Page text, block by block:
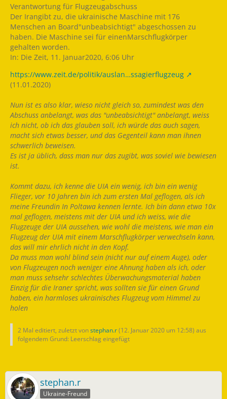
Verantwortung für Flugzeugabschuss
Der Irangibt zu, die ukrainische Maschine mit 176
Menschen an Board"unbeabsichtigt" abgeschossen zu
haben. Die Maschine sei für einenMarschflugkörper
gehalten worden.
In: Die Zeit, 11. Januar2020, 6:06 Uhr
https://www.zeit.de/politik/auslan…ssagierflugzeug
(11.01.2020)
Nun ist es also klar, wieso nicht gleich so, zumindest was den
Abschuss anbelangt, was das "unbeabsichtigt" anbelangt, weiss
ich nicht, ob ich das glauben soll, ich würde das auch sagen,
macht sich etwas besser, und das Gegenteil kann man ihnen
schwerlich beweisen.
Es ist ja üblich, dass man nur das zugibt, was soviel wie bewiesen
ist.
Kommt dazu, ich kenne die UIA ein wenig, ich bin ein wenig
Flieger, vor 10 Jahren bin ich zum ersten Mal geflogen, als ich
meine Freundin In Poltawa kennen lernte. Ich bin dann etwa 10x
mal geflogen, meistens mit der UIA und ich weiss, wie die
Flugzeuge der UIA aussehen, wie wohl die meistens, wie man ein
Flugzeug der UIA mit einem Marschflugkörper verwechseln kann,
das will mir ehrlich nicht in den Kopf.
Da muss man wohl blind sein (nicht nur auf einem Auge), oder
von Flugzeugen noch weniger eine Ahnung haben als ich, oder
man muss sehsehr schlechtes Überwachungsmaterial haben
Einzig für die Iraner spricht, was sollten sie für einen Grund
haben, ein harmloses ukrainisches Flugzeug vom Himmel zu
holen
2 Mal editiert, zuletzt vonstephan.r(12. Januar 2020 um 12:58) aus
folgendem Grund: Leerschlag eingefügt
stephan.r
Ukraine-Freund